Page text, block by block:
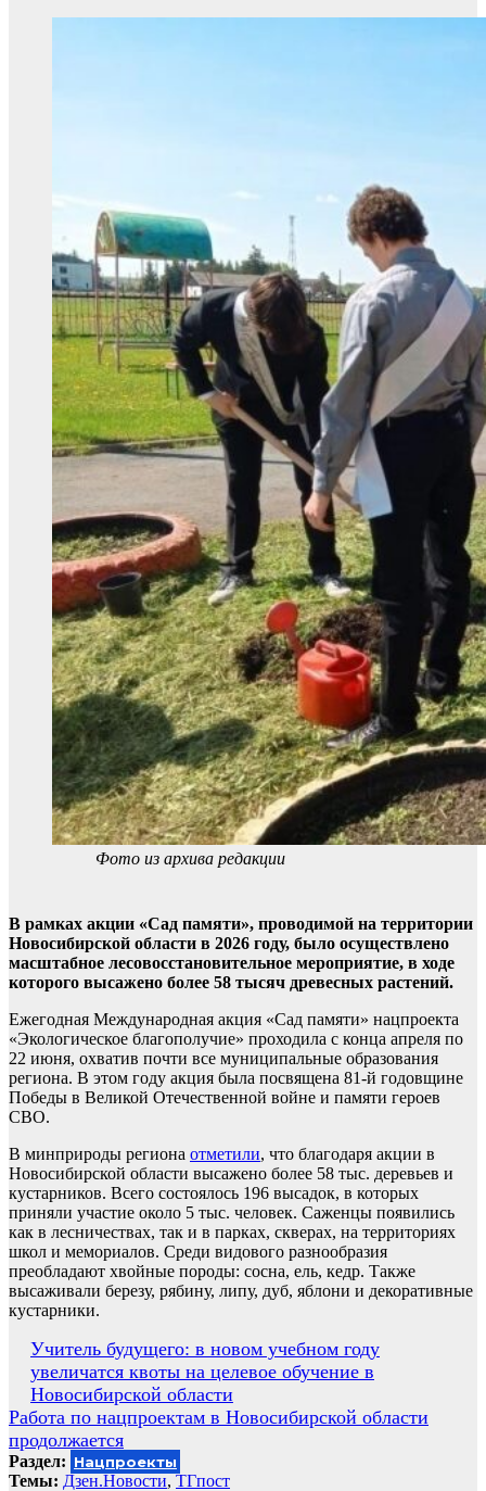
Фото из архива редакции
В рамках акции «Сад памяти», проводимой на территории
Новосибирской области в 2026 году, было осуществлено
масштабное лесовосстановительное мероприятие, в ходе
которого высажено более 58 тысяч древесных растений.
Ежегодная Международная акция «Сад памяти» нацпроекта
«Экологическое благополучие» проходила с конца апреля по
22 июня, охватив почти все муниципальные образования
региона. В этом году акция была посвящена 81-й годовщине
Победы в Великой Отечественной войне и памяти героев
СВО.
В минприроды региона отметили, что благодаря акции в
Новосибирской области высажено более 58 тыс. деревьев и
кустарников. Всего состоялось 196 высадок, в которых
приняли участие около 5 тыс. человек. Саженцы появились
как в лесничествах, так и в парках, скверах, на территориях
школ и мемориалов. Среди видового разнообразия
преобладают хвойные породы: сосна, ель, кедр. Также
высаживали березу, рябину, липу, дуб, яблони и декоративные
кустарники.
Навигация
по
записям
Учитель будущего: в новом учебном году
увеличатся квоты на целевое обучение в
Новосибирской области
Работа по нацпроектам в Новосибирской области
продолжается
Раздел: Нацпроекты
Темы: Дзен.Новости, ТГпост